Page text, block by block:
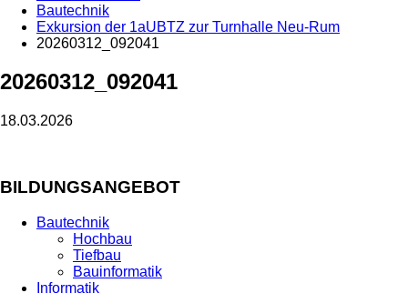
Bautechnik
Exkursion der 1aUBTZ zur Turnhalle Neu-Rum
20260312_092041
20260312_092041
18.03.2026
BILDUNGSANGEBOT
Bautechnik
Hochbau
Tiefbau
Bauinformatik
Informatik